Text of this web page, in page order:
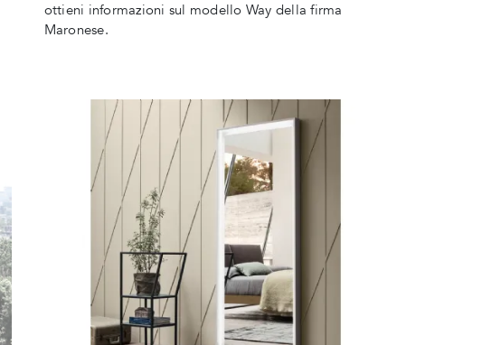
ottieni informazioni sul modello Way della firma
Maronese.